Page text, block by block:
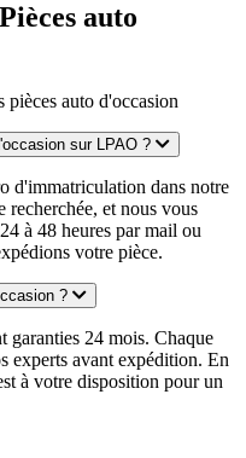
auto
pièces auto d'occasion
sur LPAO ?
d'immatriculation dans notre
recherchée, et nous vous
à 48 heures par mail ou
votre pièce.
?
garanties 24 mois. Chaque
experts avant expédition. En
à votre disposition pour un